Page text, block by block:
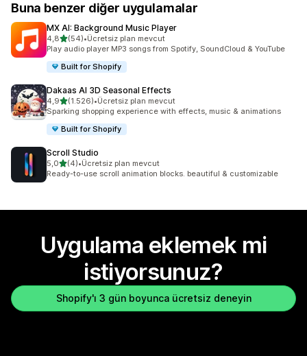
Buna benzer diğer uygulamalar
MX AI: Background Music Player
4,85 yıldız üzerinden
(54)
toplam 54 değerlendirme
•Ücretsiz plan mevcut
Play audio player MP3 songs from Spotify, SoundCloud & YouTube
Built for Shopify
Dakaas AI 3D Seasonal Effects
4,95 yıldız üzerinden
(1.526)
toplam 1526 değerlendirme
•Ücretsiz plan mevcut
Sparking shopping experience with effects, music & animations
Built for Shopify
Scroll Studio
5,05 yıldız üzerinden
(4)
toplam 4 değerlendirme
•Ücretsiz plan mevcut
Ready-to-use scroll animation blocks. beautiful & customizable
Uygulama eklemek mi
istiyorsunuz?
Shopify'ı 3 gün boyunca ücretsiz deneyin